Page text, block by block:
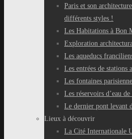
Paris et son
différents styles !
Les Habitations à Bon
Exploration
Les aqueducs
Les entrées de stations
Les fontaines
Les réservoirs d’eau de
Le dernier pont levant
Lieux à découvrir
La Cité Internationale